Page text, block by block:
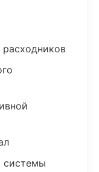
расходников
системы